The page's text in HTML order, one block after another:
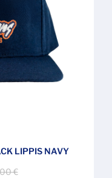
LIPPIS NAVY
€